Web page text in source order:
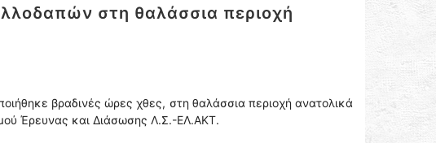
στη θαλάσσια περιοχή
βραδινές ώρες χθες, στη θαλάσσια περιοχή ανατολικά
Έρευνας και Διάσωσης Λ.Σ.-ΕΛ.ΑΚΤ.